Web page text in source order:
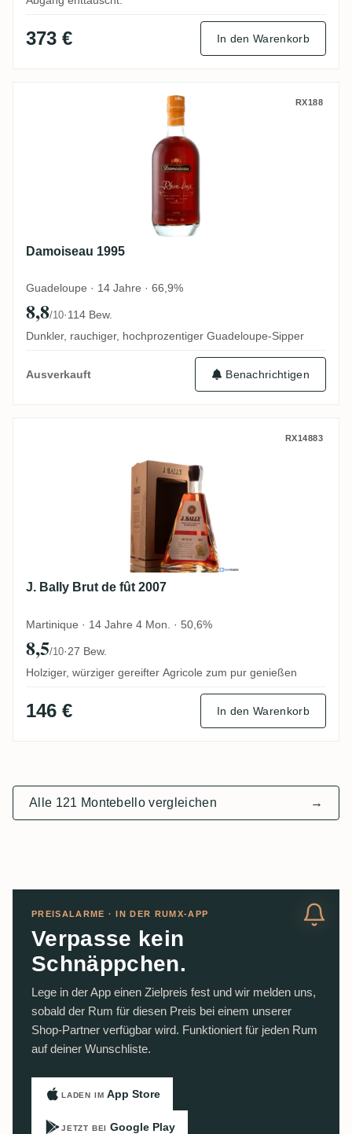
373 € In den Warenkorb
RX188
Damoiseau 1995
Guadeloupe · 14 Jahre · 66,9%
8,8/10·114 Bew.
Dunkler, rauchiger, hochprozentiger Guadeloupe-Sipper
Ausverkauft Benachrichtigen
RX14883
J. Bally Brut de fût 2007
Martinique · 14 Jahre 4 Mon. · 50,6%
8,5/10·27 Bew.
Holziger, würziger gereifter Agricole zum pur genießen
146 € In den Warenkorb
Alle 121 Montebello vergleichen →
PREISALARME · IN DER RUMX-APP
Verpasse kein
Schnäppchen.
Lege in der App einen Zielpreis fest und wir melden uns,
sobald der Rum für diesen Preis bei einem unserer
Shop-Partner verfügbar wird. Funktioniert für jeden Rum
auf deiner Wunschliste.
LADEN IM App Store
JETZT BEI Google Play